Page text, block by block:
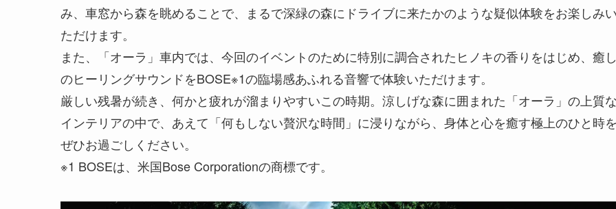
み、車窓から森を眺めることで、まるで深緑の森にドライブに来たかのような疑似体験をお楽しみ
ただけます。
また、「オーラ」車内では、今回のイベントのために特別に調合されたヒノキの香りをはじめ、癒
のヒーリングサウンドをBOSE※1の臨場感あふれる音響で体験いただけます。
厳しい残暑が続き、何かと疲れが溜まりやすいこの時期。涼しげな森に囲まれた「オーラ」の上質
インテリアの中で、あえて「何もしない贅沢な時間」に浸りながら、身体と心を癒す極上のひと時
ぜひお過ごしください。
※1 BOSEは、米国Bose Corporationの商標です。